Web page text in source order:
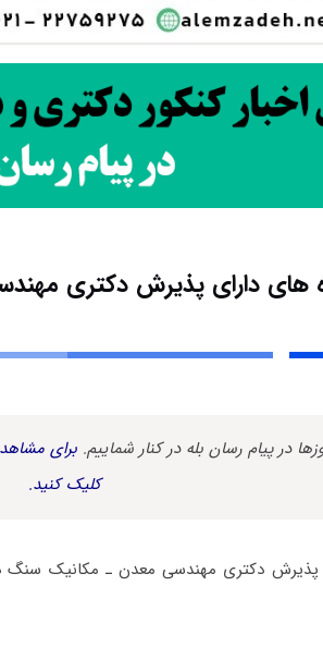
های دارای پذیرش دکتری
در پیام رسان بله در کنار شماییم. برای
کلیک کنید.
پذیرش دکتری ﻣﻬﻨﺪسی ﻣﻌﺪن ـ مکانیک